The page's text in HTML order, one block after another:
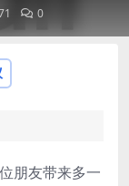
0
朋友带来多一